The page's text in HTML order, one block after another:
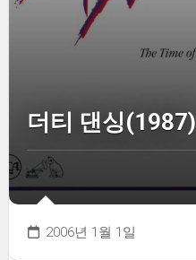
더티 댄싱(1987)
2006년 1월 1일